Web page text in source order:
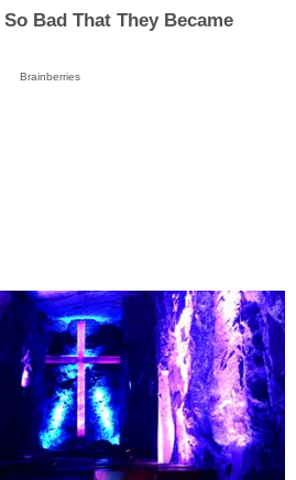
Bad That They Became
Brainberries